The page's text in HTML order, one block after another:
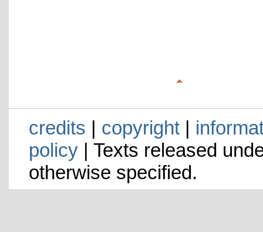
credits | copyright|
policy| Texts released
otherwise specified.